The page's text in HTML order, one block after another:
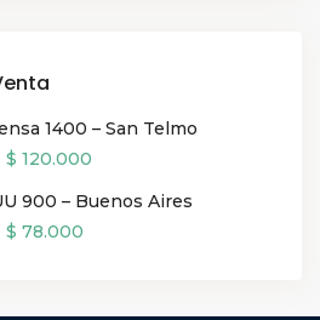
1400 – San Telmo
$ 120.000
900 – Buenos Aires
$ 78.000